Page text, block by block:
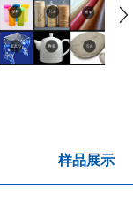
样品展示